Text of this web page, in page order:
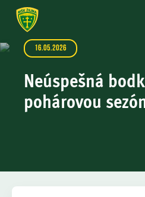
16.05.2026
Neúspešná
pohárovou